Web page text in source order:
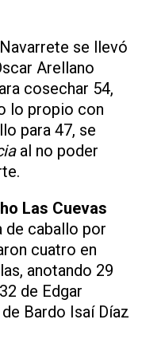
se llevó
Arellano
cosechar 54,
lo propio con
para 47, se
al no poder
Las Cuevas
de caballo por
cuatro en
anotando 29
de Edgar
Bardo Isaí Díaz